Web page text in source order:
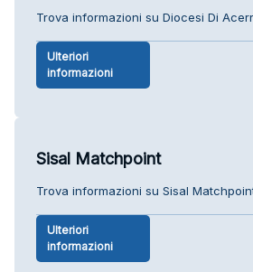
Trova informazioni su Diocesi Di
Ulteriori
informazioni
Sisal Matchpoint
Trova informazioni su Sisal
Ulteriori
informazioni